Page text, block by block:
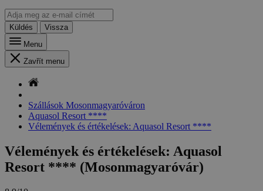
Küldés
Vissza
Menu
Zavřít menu
Szállások Mosonmagyaróváron
Aquasol Resort ****
Vélemények és értékelések: Aquasol Resort ****
Vélemények és értékelések: Aquasol
Resort **** (Mosonmagyaróvár)